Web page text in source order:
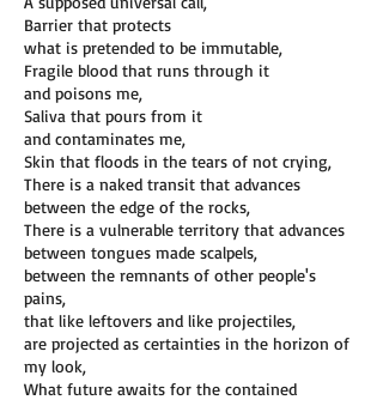
Barrier that protects
what is pretended to be immutable,
Fragile blood that runs through it
and poisons me,
Saliva that pours from it
and contaminates me,
Skin that floods in the tears of not crying,
There is a naked transit that advances
between the edge of the rocks,
There is a vulnerable territory that advances
between tongues made scalpels,
between the remnants of other people's
pains,
that like leftovers and like projectiles,
are projected as certainties in the horizon of
my look,
What future awaits for the contained